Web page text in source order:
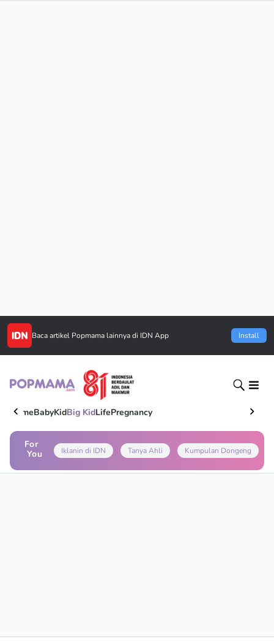
Baca artikel Popmama lainnya di IDN App Install
HomeBabyKidBig KidLifePregnancy
For
You
Iklanin di IDN Tanya Ahli Kumpulan Dongeng